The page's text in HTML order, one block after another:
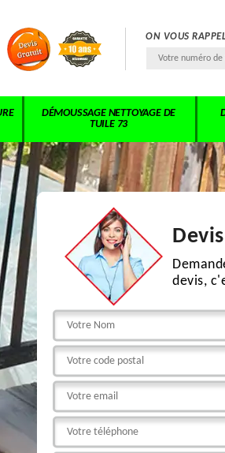
ON VOUS
DÉMOUSSAGE NETTOYAGE DE
TUILE 73
devis,